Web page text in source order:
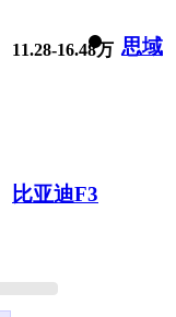
11.28-16.48万 思域
比亚迪F3